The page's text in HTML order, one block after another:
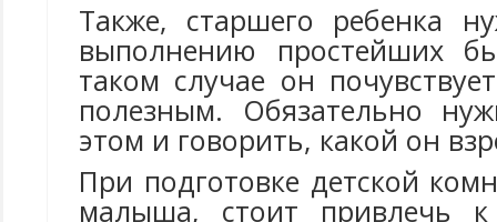
Также, старшего ребенка
выполнению простейших
таком случае он
полезным. Обязательно
этом и говорить, какой он
При подготовке детской
малыша, стоит привлечь